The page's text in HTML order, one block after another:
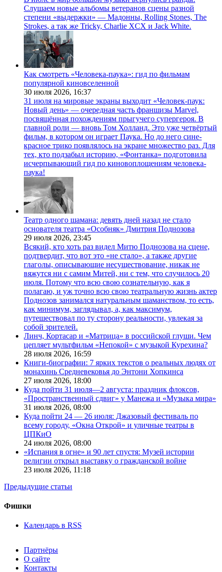
Слушаем новые альбомы ветеранов сцены разной
степени «выдержки» — Мадонны, Rolling Stones, The
Strokes, а так же Tricky, Charlie XCX и Jack White.
Как смотреть «Человека-паука»: гид по фильмам
популярной киновселенной
30 июля 2026, 16:37
31 июля на мировые экраны выходит «Человек-паук:
Новый день» — очередная часть франшизы Marvel,
посвящённая похождениям прыгучего супергероя. В
главной роли — вновь Том Холланд. Это уже четвёртый
фильм, в котором он играет Паука. Но до него сине-
красное трико появлялось на экране множество раз. Для
тех, кто подзабыл историю, «Фонтанка» подготовила
исчерпывающий гид по киновоплощениям человека-
паука!
Театр одного шамана: девять дней назад не стало
основателя театра «Особняк» Дмитрия Поднозова
29 июля 2026, 23:45
Всякий, кто хоть раз видел Митю Поднозова на сцене,
подтвердит, что вот это «не стало», а также другие
глаголы, описывающие несуществование, никак не
вяжутся ни с самим Митей, ни с тем, что случилось 20
июля. Потому что всю свою сознательную, как я
полагаю, и уж точно всю свою театральную жизнь актер
Поднозов занимался натуральным шаманством, то есть,
как минимум, заглядывал, а, как максимум,
путешествовал по ту сторону реальности, увлекая за
собой зрителей.
Линч, Кортасар и «Матрица» в российской глуши. Чем
цепляет мультфильм «Непокой» с музыкой Курехина?
28 июля 2026, 16:59
Книги-биографии: 7 ярких текстов о реальных людях от
монахинь Средневековья до Энтони Хопкинса
27 июля 2026, 18:00
Куда пойти 31 июля—2 августа: праздник флоксов,
«Пространственный сдвиг» у Манежа и «Музыка мира»
31 июля 2026, 08:00
Куда пойти 24 — 26 июля: Джазовый фестиваль по
всему городу, «Окна Открой» и уличные театры в
ЦПКиО
24 июля 2026, 08:00
«Испания в огне» и 90 лет спустя: Музей истории
религии открыл выставку о гражданской войне
23 июля 2026, 11:18
Предыдущие статьи
Фишки
Календарь в RSS
Партнёры
О сайте
Контакты